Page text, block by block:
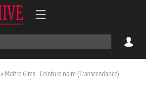
» Maitre Gims - Ceinture noire (Transcendance)